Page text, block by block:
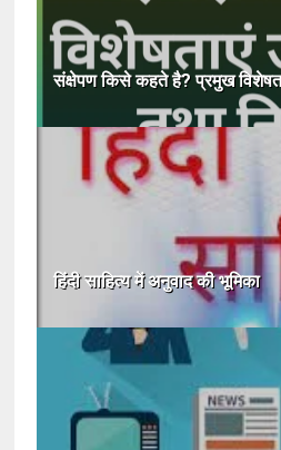
संक्षेपण किसे कहते है? प्रमुख
हिंदी साहित्य में अनुवाद की भूमिका